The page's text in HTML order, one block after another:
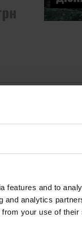
features and to
and analytics
from your use of